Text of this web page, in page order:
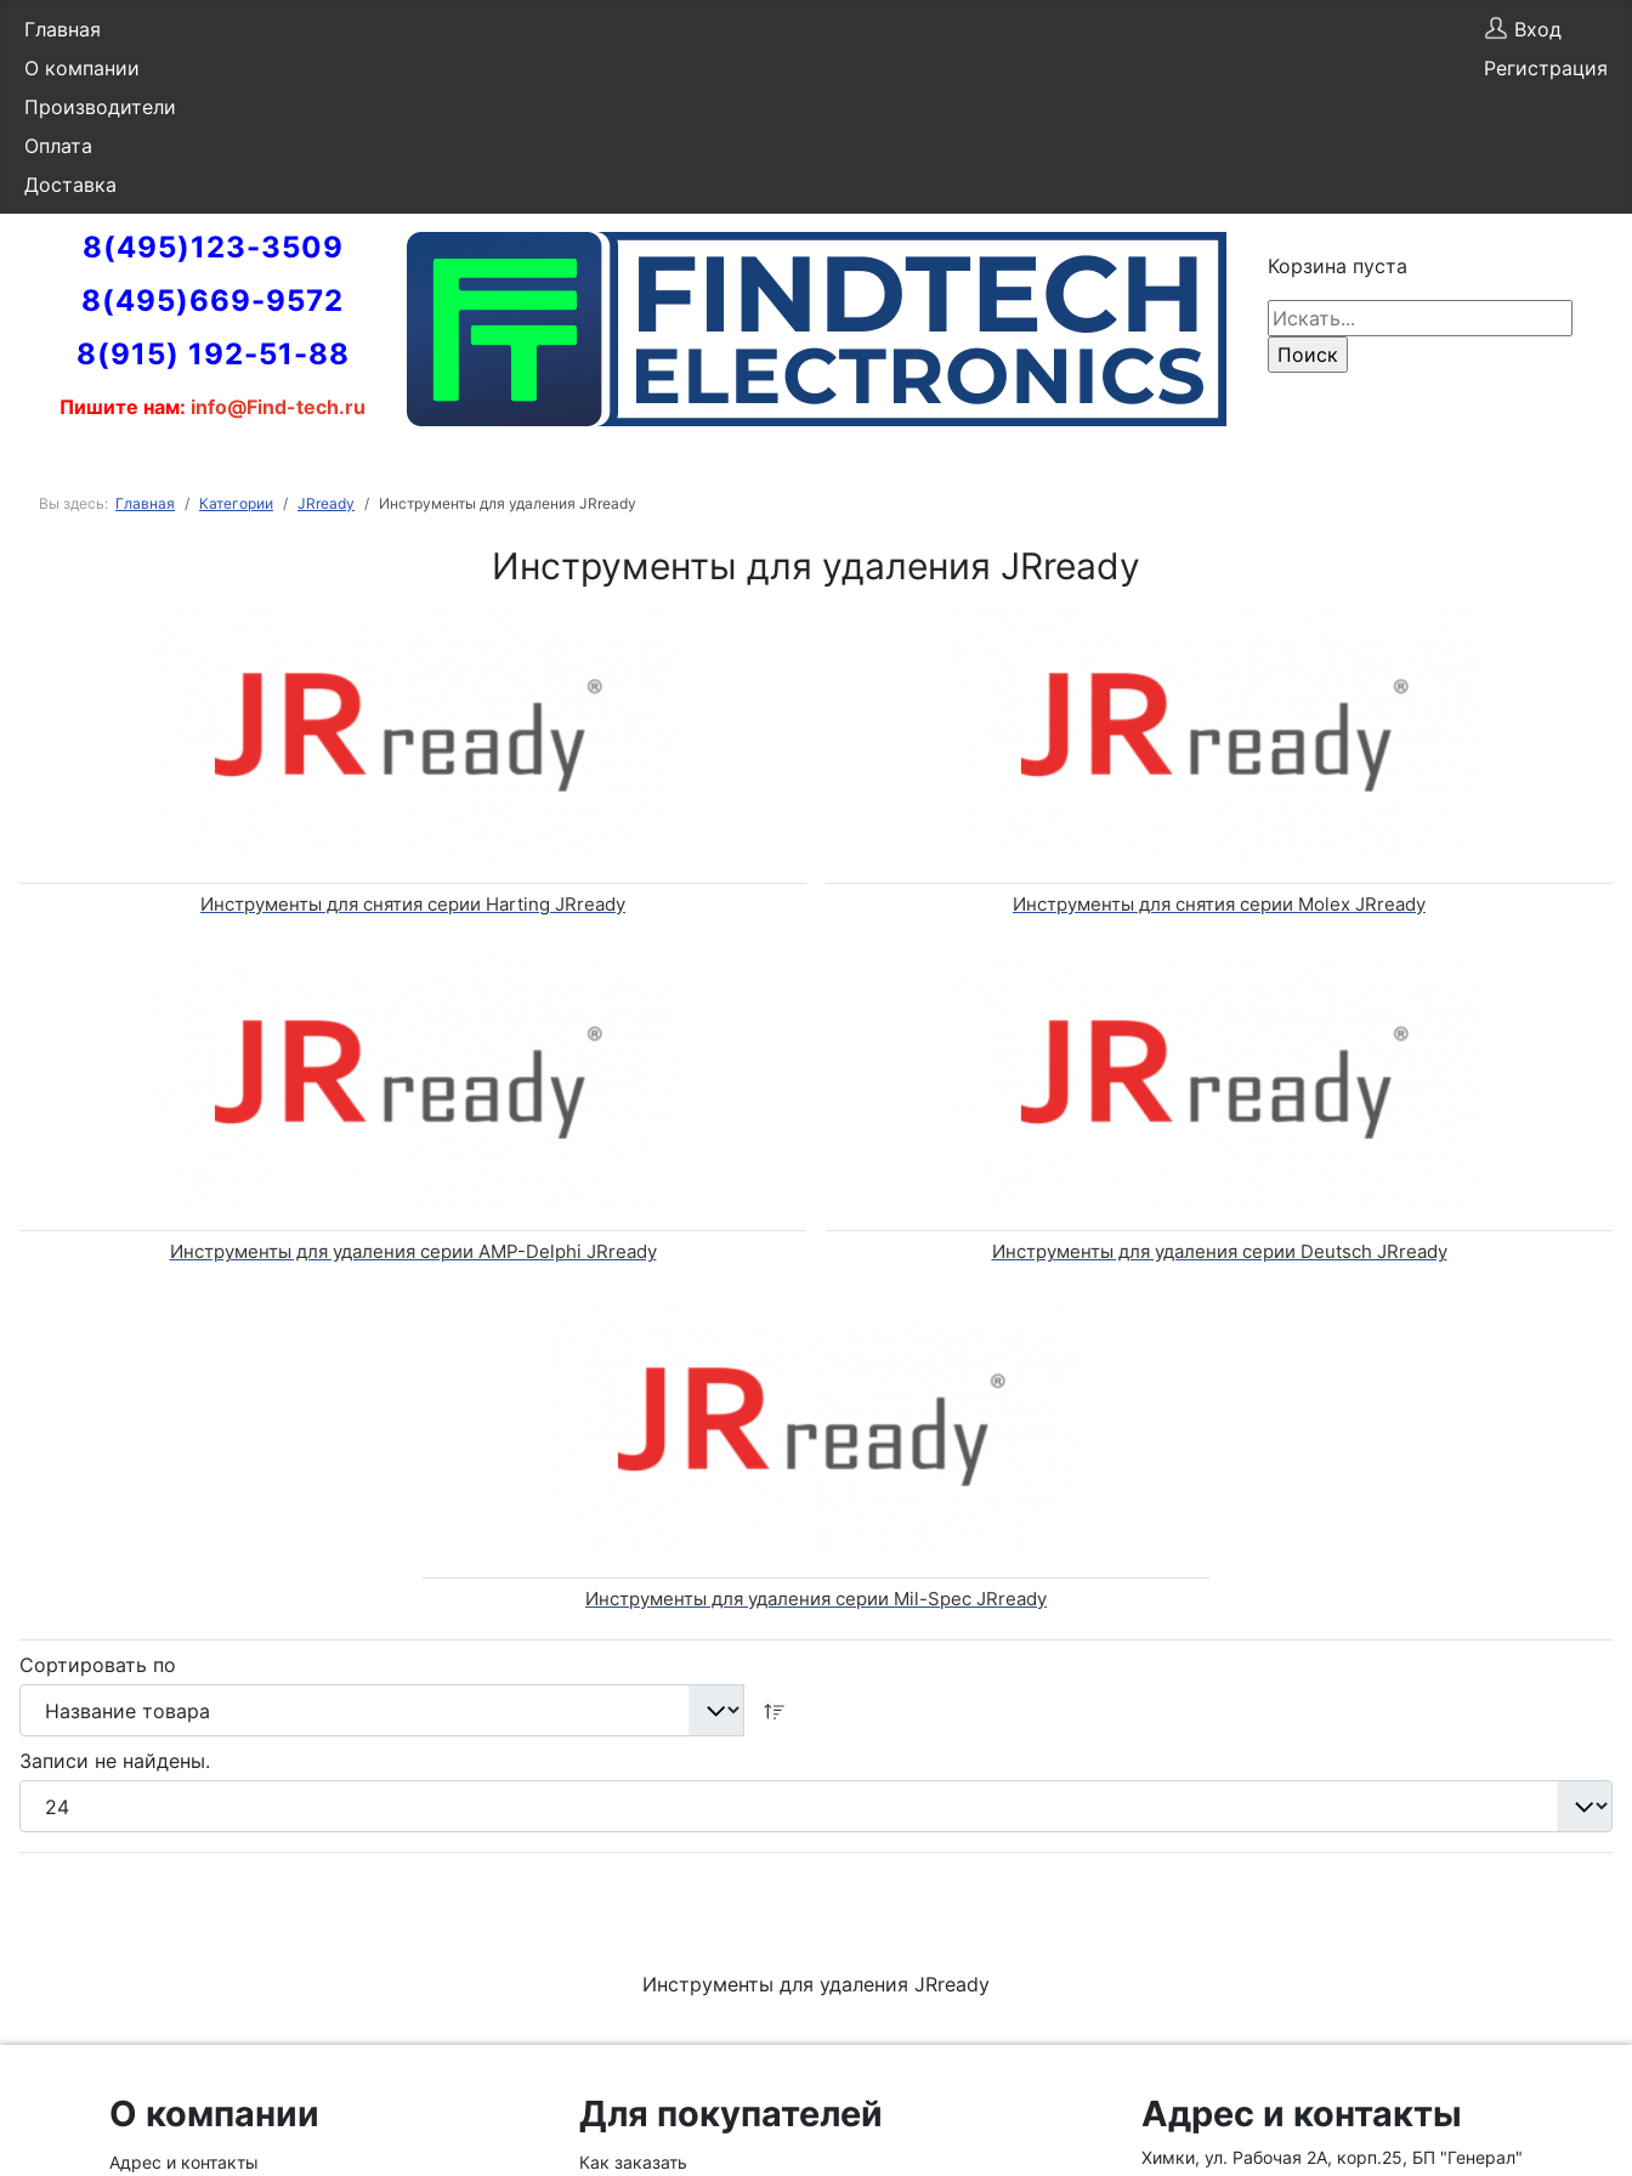
Главная
О компании
Производители
Оплата
Доставка
Вход
Регистрация
8(495)123-3509
8(495)669-9572
8(915) 192-51-88
Пишите нам: info@Find-tech.ru
Корзина пуста
Вы здесь: Главная Категории JRready Инструменты для удаления JRready
Инструменты для удаления JRready
Инструменты для снятия серии Harting JRready Инструменты для снятия серии Molex JRready
Инструменты для удаления серии AMP-Delphi JRready Инструменты для удаления серии Deutsch JRready
Инструменты для удаления серии Mil-Spec JRready
Сортировать по
Записи не найдены.
Инструменты для удаления JRready
О компании
Адрес и контакты
Для покупателей
Как заказать
Адрес и контакты
Химки, ул. Рабочая 2А, корп.25, БП "Генерал"